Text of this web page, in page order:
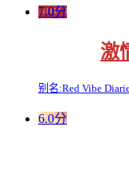
7.0分
激
别名:Red Vibe
6.0分